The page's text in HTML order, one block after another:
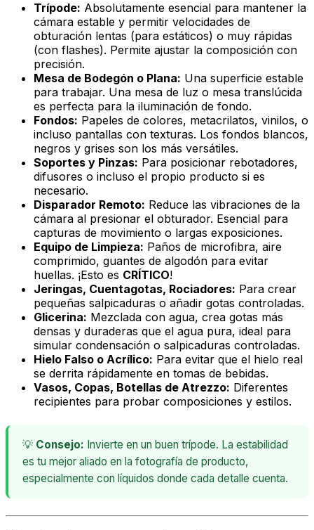
Trípode: Absolutamente esencial para mantener la
cámara estable y permitir velocidades de
obturación lentas (para estáticos) o muy rápidas
(con flashes). Permite ajustar la composición con
precisión.
Mesa de Bodegón o Plana: Una superficie estable
para trabajar. Una mesa de luz o mesa translúcida
es perfecta para la iluminación de fondo.
Fondos: Papeles de colores, metacrilatos, vinilos, o
incluso pantallas con texturas. Los fondos blancos,
negros y grises son los más versátiles.
Soportes y Pinzas: Para posicionar rebotadores,
difusores o incluso el propio producto si es
necesario.
Disparador Remoto: Reduce las vibraciones de la
cámara al presionar el obturador. Esencial para
capturas de movimiento o largas exposiciones.
Equipo de Limpieza: Paños de microfibra, aire
comprimido, guantes de algodón para evitar
huellas. ¡Esto es CRÍTICO!
Jeringas, Cuentagotas, Rociadores: Para crear
pequeñas salpicaduras o añadir gotas controladas.
Glicerina: Mezclada con agua, crea gotas más
densas y duraderas que el agua pura, ideal para
simular condensación o salpicaduras controladas.
Hielo Falso o Acrílico: Para evitar que el hielo real
se derrita rápidamente en tomas de bebidas.
Vasos, Copas, Botellas de Atrezzo: Diferentes
recipientes para probar composiciones y estilos.
💡 Consejo: Invierte en un buen trípode. La estabilidad
es tu mejor aliado en la fotografía de producto,
especialmente con líquidos donde cada detalle cuenta.